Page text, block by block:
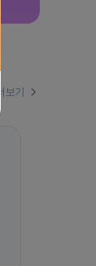
더보기